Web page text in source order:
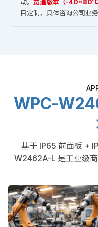
动。 宽温版本（-40~80℃
目定制，具体咨询公司业务
WPC-
基于 IP65 前面板 +
W2462A-L 是工业级商